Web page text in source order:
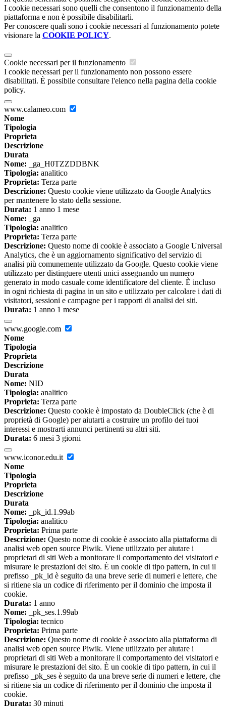
I cookie necessari sono quelli che consentono il funzionamento della
piattaforma e non è possibile disabilitarli.
Per conoscere quali sono i cookie necessari al funzionamento potete
visionare la COOKIE POLICY.
Cookie necessari per il funzionamento
I cookie necessari per il funzionamento non possono essere
disabilitati. È possibile consultare l'elenco nella pagina della cookie
policy.
www.calameo.com
Nome
Tipologia
Proprieta
Descrizione
Durata
Nome: _ga_H0TZZDDBNK
Tipologia: analitico
Proprieta: Terza parte
Descrizione: Questo cookie viene utilizzato da Google Analytics
per mantenere lo stato della sessione.
Durata: 1 anno 1 mese
Nome: _ga
Tipologia: analitico
Proprieta: Terza parte
Descrizione: Questo nome di cookie è associato a Google Universal
Analytics, che è un aggiornamento significativo del servizio di
analisi più comunemente utilizzato da Google. Questo cookie viene
utilizzato per distinguere utenti unici assegnando un numero
generato in modo casuale come identificatore del cliente. È incluso
in ogni richiesta di pagina in un sito e utilizzato per calcolare i dati di
visitatori, sessioni e campagne per i rapporti di analisi dei siti.
Durata: 1 anno 1 mese
www.google.com
Nome
Tipologia
Proprieta
Descrizione
Durata
Nome: NID
Tipologia: analitico
Proprieta: Terza parte
Descrizione: Questo cookie è impostato da DoubleClick (che è di
proprietà di Google) per aiutarti a costruire un profilo dei tuoi
interessi e mostrarti annunci pertinenti su altri siti.
Durata: 6 mesi 3 giorni
www.iconor.edu.it
Nome
Tipologia
Proprieta
Descrizione
Durata
Nome: _pk_id.1.99ab
Tipologia: analitico
Proprieta: Prima parte
Descrizione: Questo nome di cookie è associato alla piattaforma di
analisi web open source Piwik. Viene utilizzato per aiutare i
proprietari di siti Web a monitorare il comportamento dei visitatori e
misurare le prestazioni del sito. È un cookie di tipo pattern, in cui il
prefisso _pk_id è seguito da una breve serie di numeri e lettere, che
si ritiene sia un codice di riferimento per il dominio che imposta il
cookie.
Durata: 1 anno
Nome: _pk_ses.1.99ab
Tipologia: tecnico
Proprieta: Prima parte
Descrizione: Questo nome di cookie è associato alla piattaforma di
analisi web open source Piwik. Viene utilizzato per aiutare i
proprietari di siti Web a monitorare il comportamento dei visitatori e
misurare le prestazioni del sito. È un cookie di tipo pattern, in cui il
prefisso _pk_ses è seguito da una breve serie di numeri e lettere, che
si ritiene sia un codice di riferimento per il dominio che imposta il
cookie.
Durata: 30 minuti